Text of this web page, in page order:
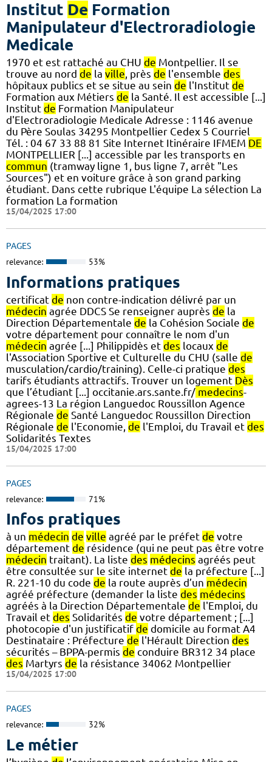
Institut De Formation
Manipulateur d'Electroradiologie
Medicale
1970 et est rattaché au CHU de Montpellier. Il se
trouve au nord de la ville, près de l'ensemble des
hôpitaux publics et se situe au sein de l'Institut de
Formation aux Métiers de la Santé. Il est accessible [...]
Institut de Formation Manipulateur
d'Electroradiologie Medicale Adresse : 1146 avenue
du Père Soulas 34295 Montpellier Cedex 5 Courriel
Tél. : 04 67 33 88 81 Site Internet Itinéraire IFMEM DE
MONTPELLIER [...] accessible par les transports en
commun (tramway ligne 1, bus ligne 7, arrêt "Les
Sources") et en voiture grâce à son grand parking
étudiant. Dans cette rubrique L'équipe La sélection La
formation La formation
15/04/2025 17:00
PAGES
relevance: 53%
Informations pratiques
certificat de non contre-indication délivré par un
médecin agrée DDCS Se renseigner auprès de la
Direction Départementale de la Cohésion Sociale de
votre département pour connaître le nom d'un
médecin agrée [...] Philippidès et des locaux de
l'Association Sportive et Culturelle du CHU (salle de
musculation/cardio/training). Celle-ci pratique des
tarifs étudiants attractifs. Trouver un logement Dès
que l’étudiant [...] occitanie.ars.sante.fr/ medecins-
agrees-13 La région Languedoc Roussillon Agence
Régionale de Santé Languedoc Roussillon Direction
Régionale de l'Economie, de l'Emploi, du Travail et des
Solidarités Textes
15/04/2025 17:00
PAGES
relevance: 71%
Infos pratiques
à un médecin de ville agréé par le préfet de votre
département de résidence (qui ne peut pas être votre
médecin traitant). La liste des médecins agréés peut
être consultée sur le site internet de la préfecture [...]
R. 221-10 du code de la route auprès d’un médecin
agréé préfecture (demander la liste des médecins
agréés à la Direction Départementale de l'Emploi, du
Travail et des Solidarités de votre département ; [...]
photocopie d'un justificatif de domicile au format A4
Destinataire : Préfecture de l'Hérault Direction des
sécurités – BPPA-permis de conduire BR312 34 place
des Martyrs de la résistance 34062 Montpellier
15/04/2025 17:00
PAGES
relevance: 32%
Le métier